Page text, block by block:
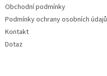
Obchodní podmínky
Podmínky ochrany osobních údajů
Kontakt
Dotaz